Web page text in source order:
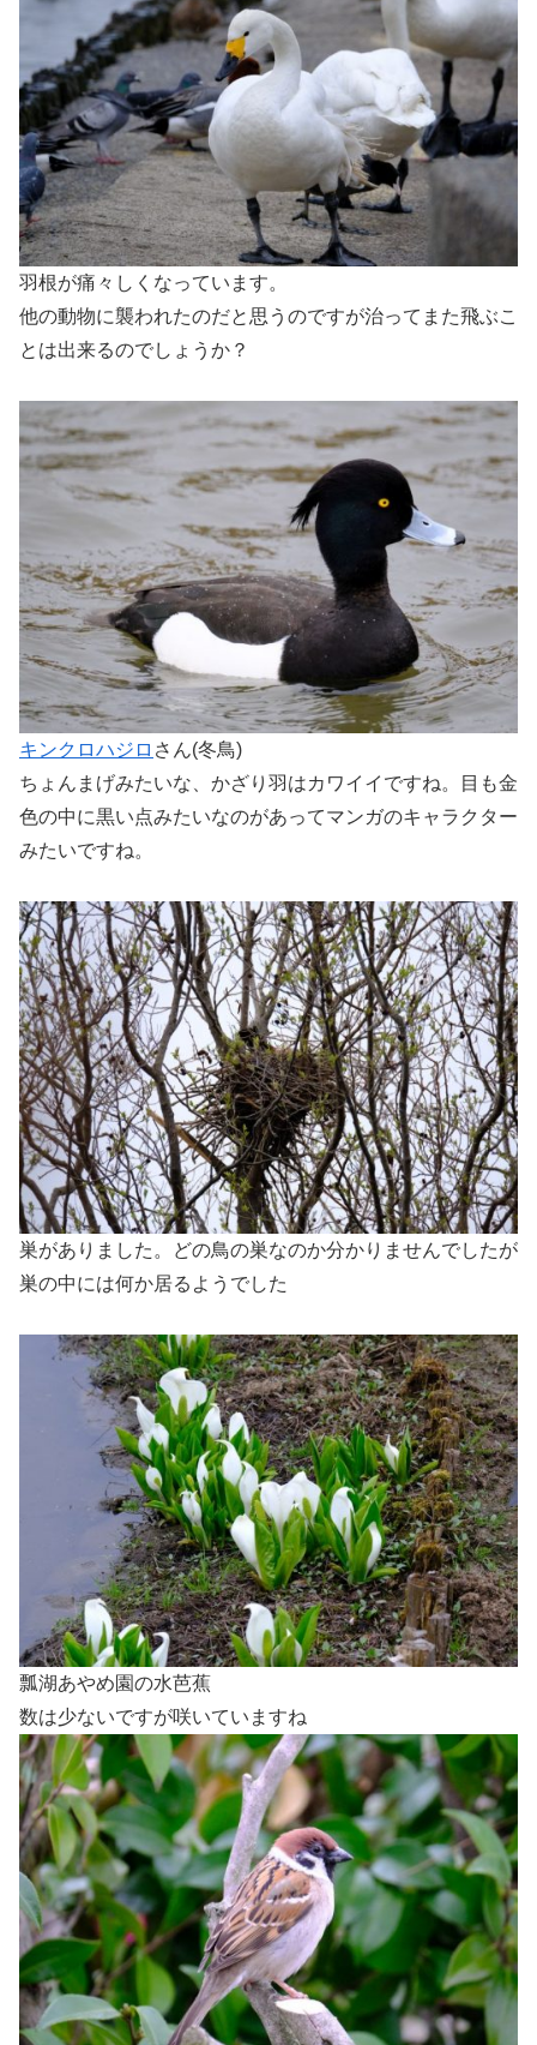
羽根が痛々しくなっています。
他の動物に襲われたのだと思うのですが治ってまた飛ぶこ
とは出来るのでしょうか？
キンクロハジロ さん(冬鳥)
ちょんまげみたいな、かざり羽はカワイイですね。目も金
色の中に黒い点みたいなのがあってマンガのキャラクター
みたいですね。
巣がありました。どの鳥の巣なのか分かりませんでしたが
巣の中には何か居るようでした
瓢湖あやめ園の水芭蕉
数は少ないですが咲いていますね